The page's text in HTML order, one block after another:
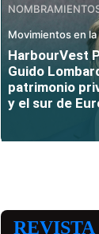
Movimientos en
HarbourVest
Guido
patrimonio
y el sur de